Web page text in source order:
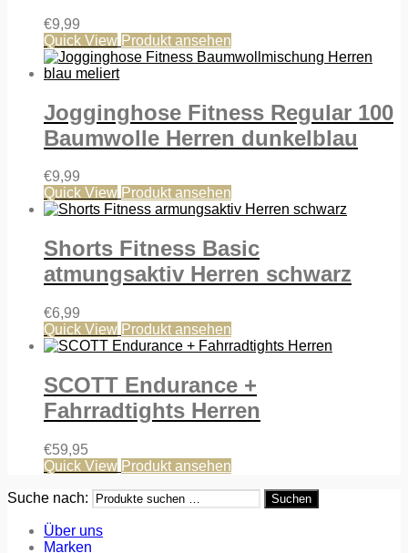
€9,99
Quick View Produkt ansehen
Jogginghose Fitness Regular 100
Baumwolle Herren dunkelblau
€9,99
Quick View Produkt ansehen
Shorts Fitness Basic
atmungsaktiv Herren schwarz
€6,99
Quick View Produkt ansehen
SCOTT Endurance +
Fahrradtights Herren
€59,95
Quick View Produkt ansehen
Suche nach: Suchen
Über uns
Marken